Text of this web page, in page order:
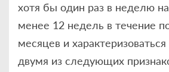
хотя бы один раз в неделю
менее 12 недель в течение
месяцев и
двумя из следующих